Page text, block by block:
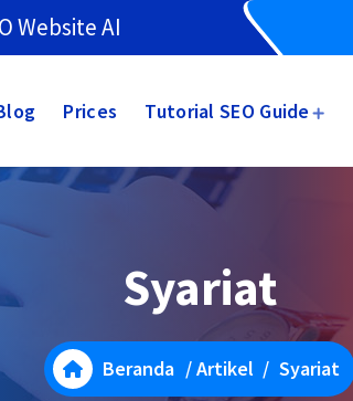
Website AI
Prices Tutorial SEO Guide
Syariat
Beranda /Artikel / Syariat